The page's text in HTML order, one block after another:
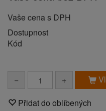
Vaše cena s DPH
Dostupnost
Kód
− +
Přidat do oblíbených